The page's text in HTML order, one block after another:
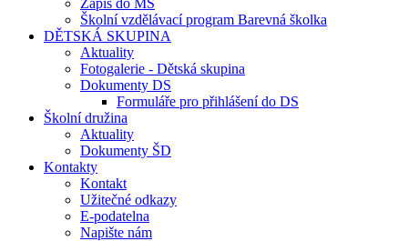
Zápis do MŠ
Školní vzdělávací program Barevná školka
DĚTSKÁ SKUPINA
Aktuality
Fotogalerie - Dětská skupina
Dokumenty DS
Formuláře pro přihlášení do DS
Školní družina
Aktuality
Dokumenty ŠD
Kontakty
Kontakt
Užitečné odkazy
E-podatelna
Napište nám